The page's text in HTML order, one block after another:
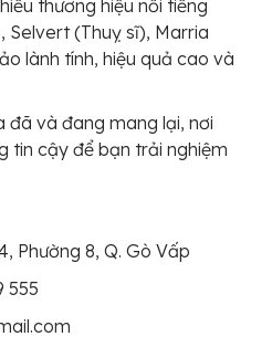
thương hiệu nổi tiếng
Selvert (Thuỵ sĩ), Marria
lành tính, hiệu quả cao và
đã và đang mang lại, nơi
tin cậy để bạn trải nghiệm
Phường 8, Q. Gò Vấp
555